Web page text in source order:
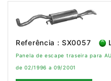
Referência : SX0057
Panela de escape traseira para
de 02/1996 a 09/2001